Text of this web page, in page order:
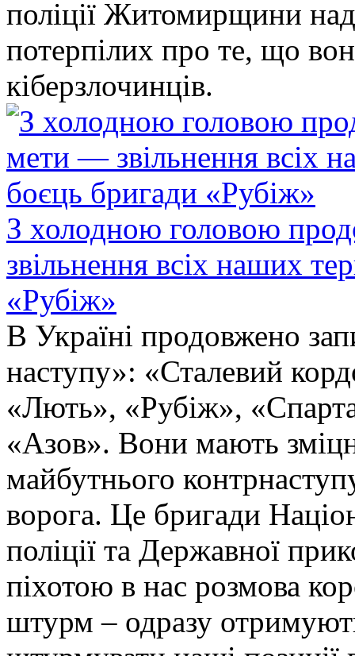
поліції Житомирщини
потерпілих про те, що
кіберзлочинців.
З холодною головою
звільнення всіх наших
«Рубіж»
В Україні продовжено
наступу»: «Сталевий
«Лють», «Рубіж»,
«Азов». Вони мають
майбутнього
ворога. Це бригади
поліції та Державної
піхотою в нас розмова
штурм – одразу